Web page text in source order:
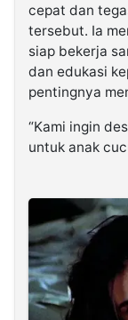
cepat dan
tersebut. Ia
siap bekerja
dan edukasi
pentingnya
“Kami ingin
untuk anak